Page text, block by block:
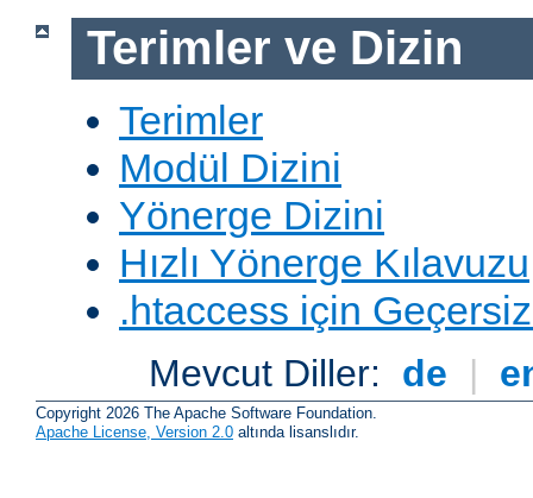
Terimler ve Dizin
Terimler
Modül Dizini
Yönerge Dizini
Hızlı Yönerge Kılavuzu
.htaccess için
Mevcut Diller: de |
Copyright 2026 The Apache Software Foundation.
Apache License, Version 2.0 altında lisanslıdır.